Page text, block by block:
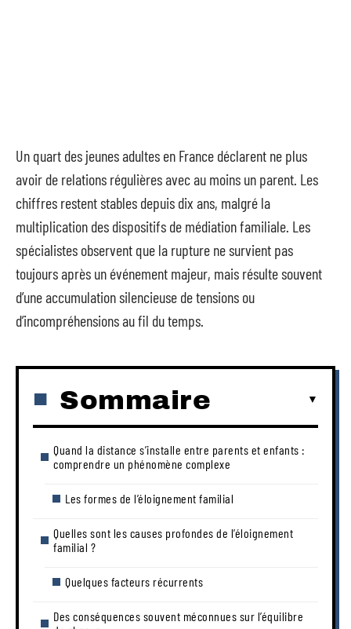
Un quart des jeunes adultes en France déclarent ne plus
avoir de relations régulières avec au moins un parent. Les
chiffres restent stables depuis dix ans, malgré la
multiplication des dispositifs de médiation familiale. Les
spécialistes observent que la rupture ne survient pas
toujours après un événement majeur, mais résulte souvent
d’une accumulation silencieuse de tensions ou
d’incompréhensions au fil du temps.
Sommaire
Quand la distance s’installe entre parents et enfants :
comprendre un phénomène complexe
Les formes de l’éloignement familial
Quelles sont les causes profondes de l’éloignement
familial ?
Quelques facteurs récurrents
Des conséquences souvent méconnues sur l’équilibre